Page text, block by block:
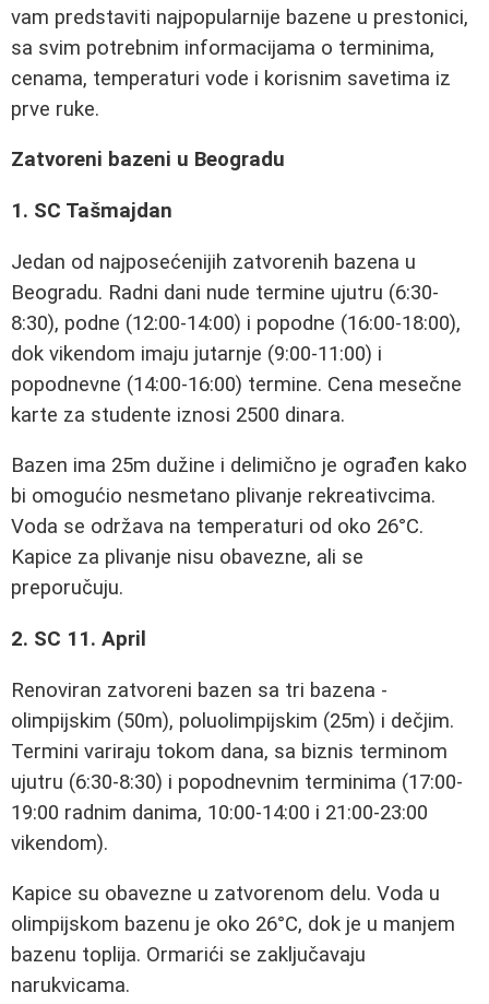
vam predstaviti najpopularnije bazene u prestonici,
sa svim potrebnim informacijama o terminima,
cenama, temperaturi vode i korisnim savetima iz
prve ruke.
Zatvoreni bazeni u Beogradu
1. SC Tašmajdan
Jedan od najposećenijih zatvorenih bazena u
Beogradu. Radni dani nude termine ujutru (6:30-
8:30), podne (12:00-14:00) i popodne (16:00-18:00),
dok vikendom imaju jutarnje (9:00-11:00) i
popodnevne (14:00-16:00) termine. Cena mesečne
karte za studente iznosi 2500 dinara.
Bazen ima 25m dužine i delimično je ograđen kako
bi omogućio nesmetano plivanje rekreativcima.
Voda se održava na temperaturi od oko 26°C.
Kapice za plivanje nisu obavezne, ali se
preporučuju.
2. SC 11. April
Renoviran zatvoreni bazen sa tri bazena -
olimpijskim (50m), poluolimpijskim (25m) i dečjim.
Termini variraju tokom dana, sa biznis terminom
ujutru (6:30-8:30) i popodnevnim terminima (17:00-
19:00 radnim danima, 10:00-14:00 i 21:00-23:00
vikendom).
Kapice su obavezne u zatvorenom delu. Voda u
olimpijskom bazenu je oko 26°C, dok je u manjem
bazenu toplija. Ormarići se zaključavaju
narukvicama.